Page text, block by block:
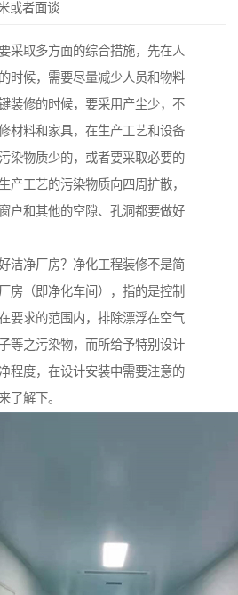
或者面谈
采取多方面的综合措施，先在人
时候，需要尽量减少人员和物料
装修的时候，要采用产尘少，不
材料和家具，在生产工艺和设备
染物质少的，或者要采取必要的
产工艺的污染物质向四周扩散，
户和其他的空隙、孔洞都要做好
洁净厂房？净化工程装修不是简
房（即净化车间），指的是控制
要求的范围内，排除漂浮在空气
等之污染物，而所给予特别设计
程度，在设计安装中需要注意的
了解下。